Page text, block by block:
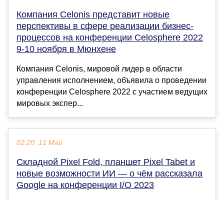
Компания Celonis представит новые
перспективы в сфере реализации бизнес-
процессов на конференции Celosphere 2022
9-10 ноября в Мюнхене
Компания Celonis, мировой лидер в области
управления исполнением, объявила о проведении
конференции Celosphere 2022 с участием ведущих
мировых экспер...
02:20, 11 Май
Cкладной Pixel Fold, планшет Pixel Tabet и
новые возможности ИИ — о чём рассказала
Google на конференции I/O 2023